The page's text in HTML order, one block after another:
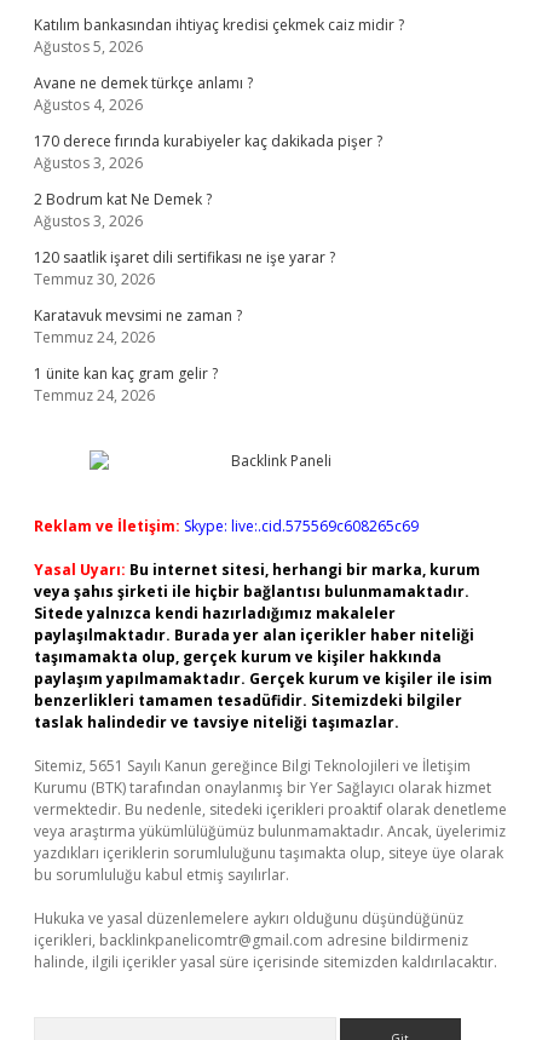
Katılım bankasından ihtiyaç kredisi çekmek caiz midir ?
Ağustos 5, 2026
Avane ne demek türkçe anlamı ?
Ağustos 4, 2026
170 derece fırında kurabiyeler kaç dakikada pişer ?
Ağustos 3, 2026
2 Bodrum kat Ne Demek ?
Ağustos 3, 2026
120 saatlik işaret dili sertifikası ne işe yarar ?
Temmuz 30, 2026
Karatavuk mevsimi ne zaman ?
Temmuz 24, 2026
1 ünite kan kaç gram gelir ?
Temmuz 24, 2026
Reklam ve İletişim: Skype: live:.cid.575569c608265c69
Yasal Uyarı: Bu internet sitesi, herhangi bir marka, kurum
veya şahıs şirketi ile hiçbir bağlantısı bulunmamaktadır.
Sitede yalnızca kendi hazırladığımız makaleler
paylaşılmaktadır. Burada yer alan içerikler haber niteliği
taşımamakta olup, gerçek kurum ve kişiler hakkında
paylaşım yapılmamaktadır. Gerçek kurum ve kişiler ile isim
benzerlikleri tamamen tesadüfidir. Sitemizdeki bilgiler
taslak halindedir ve tavsiye niteliği taşımazlar.
Sitemiz, 5651 Sayılı Kanun gereğince Bilgi Teknolojileri ve İletişim
Kurumu (BTK) tarafından onaylanmış bir Yer Sağlayıcı olarak hizmet
vermektedir. Bu nedenle, sitedeki içerikleri proaktif olarak denetleme
veya araştırma yükümlülüğümüz bulunmamaktadır. Ancak, üyelerimiz
yazdıkları içeriklerin sorumluluğunu taşımakta olup, siteye üye olarak
bu sorumluluğu kabul etmiş sayılırlar.
Hukuka ve yasal düzenlemelere aykırı olduğunu düşündüğünüz
içerikleri, backlinkpanelicomtr@gmail.com adresine bildirmeniz
halinde, ilgili içerikler yasal süre içerisinde sitemizden kaldırılacaktır.